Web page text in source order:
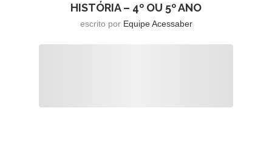
HISTÓRIA – 4º OU 5º ANO
escrito por Equipe Acessaber